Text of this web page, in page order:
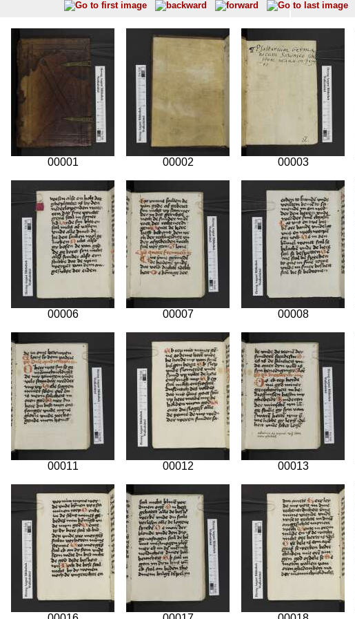
00001 00002 00003
00006 00007 00008
00011 00012 00013